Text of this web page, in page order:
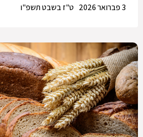
ט"ז בשבט תשפ"ו
3 פברואר 2026